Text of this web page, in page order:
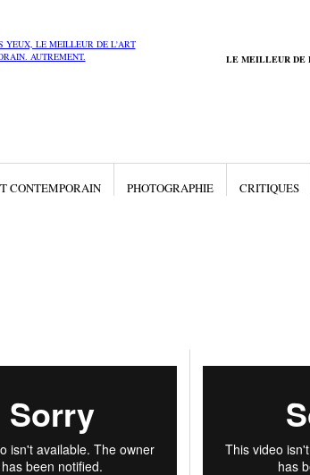
LE MEILLEUR DE
Gallery
CONTEMPORAIN PHOTOGRAPHIE CRITIQUES